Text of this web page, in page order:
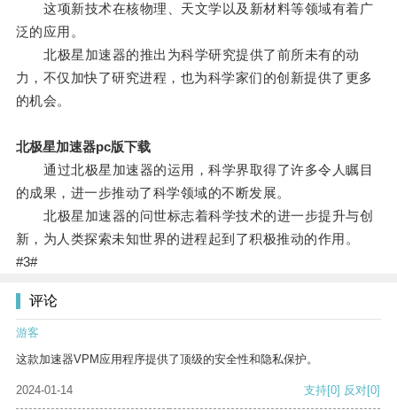
这项新技术在核物理、天文学以及新材料等领域有着广
泛的应用。
北极星加速器的推出为科学研究提供了前所未有的动
力，不仅加快了研究进程，也为科学家们的创新提供了更多
的机会。
北极星加速器pc版下载
通过北极星加速器的运用，科学界取得了许多令人瞩目
的成果，进一步推动了科学领域的不断发展。
北极星加速器的问世标志着科学技术的进一步提升与创
新，为人类探索未知世界的进程起到了积极推动的作用。
#3#
评论
游客
这款加速器VPM应用程序提供了顶级的安全性和隐私保护。
2024-01-14 支持[0] 反对[0]